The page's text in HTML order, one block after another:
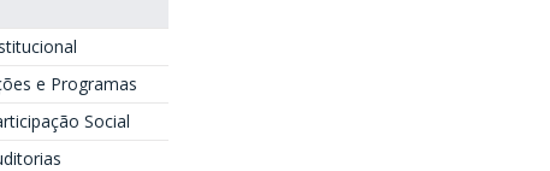
e Programas
Social